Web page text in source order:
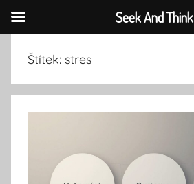
obsahu
Štítek: stres
Seek And Think